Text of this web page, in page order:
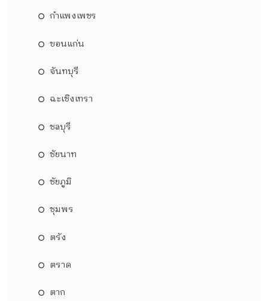
กำแพงเพชร
ขอนแก่น
จันทบุรี
ฉะเชิงเทรา
ชลบุรี
ชัยนาท
ชัยภูมิ
ชุมพร
ตรัง
ตราด
ตาก